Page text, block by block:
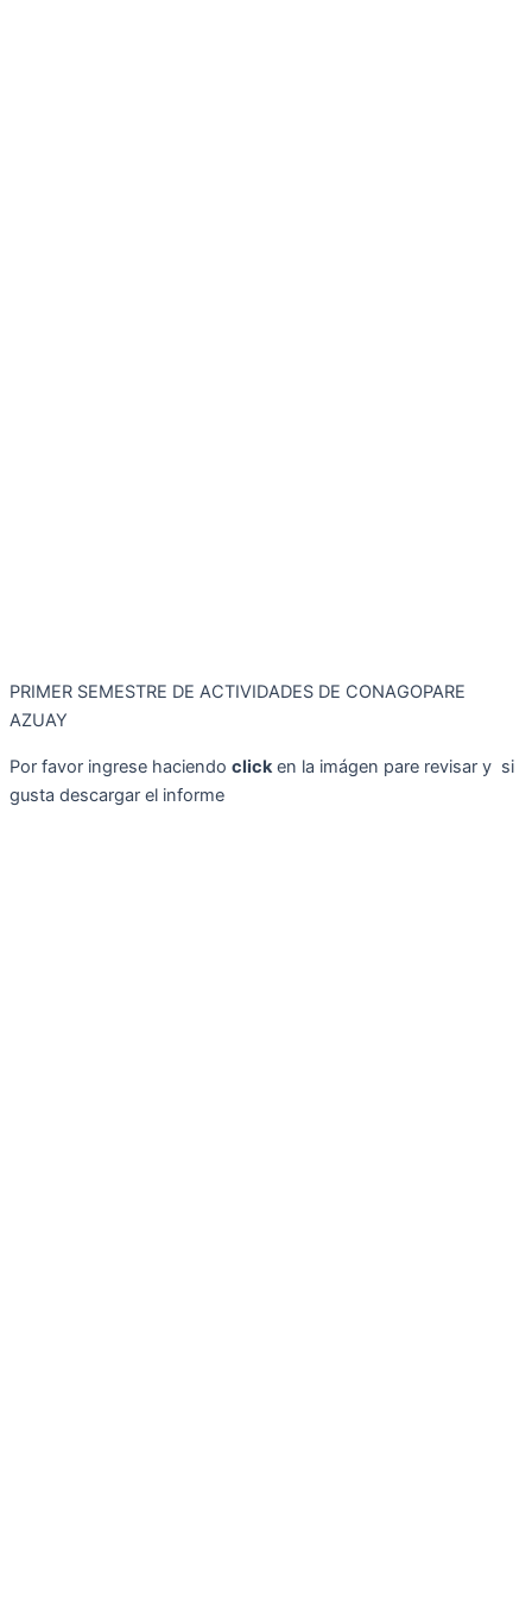
PRIMER SEMESTRE DE ACTIVIDADES DE CONAGOPARE
AZUAY
Por favor ingrese haciendo click en la imágen pare revisar y si
gusta descargar el informe